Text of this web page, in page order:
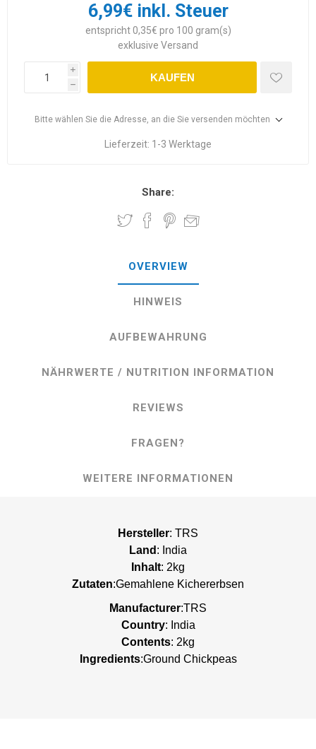
6,99€ inkl. Steuer
entspricht 0,35€ pro 100 gram(s)
exklusive Versand
i
h
KAUFEN
Bitte wählen Sie die Adresse, an die Sie versenden möchten
Lieferzeit: 1-3 Werktage
Share:
OVERVIEW
HINWEIS
AUFBEWAHRUNG
NÄHRWERTE / NUTRITION INFORMATION
REVIEWS
FRAGEN?
WEITERE INFORMATIONEN
Hersteller: TRS
Land : India
Inhalt: 2kg
Zutaten:Gemahlene Kichererbsen
Manufacturer:TRS
Country: India
Contents: 2kg
Ingredients:Ground Chickpeas